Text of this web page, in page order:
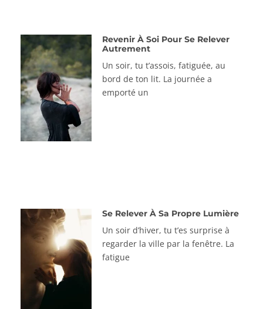
Revenir À Soi Pour Se Relever
Autrement
Un soir, tu t’assois, fatiguée, au
bord de ton lit. La journée a
emporté un
Se Relever À Sa Propre Lumière
Un soir d’hiver, tu t’es surprise à
regarder la ville par la fenêtre. La
fatigue